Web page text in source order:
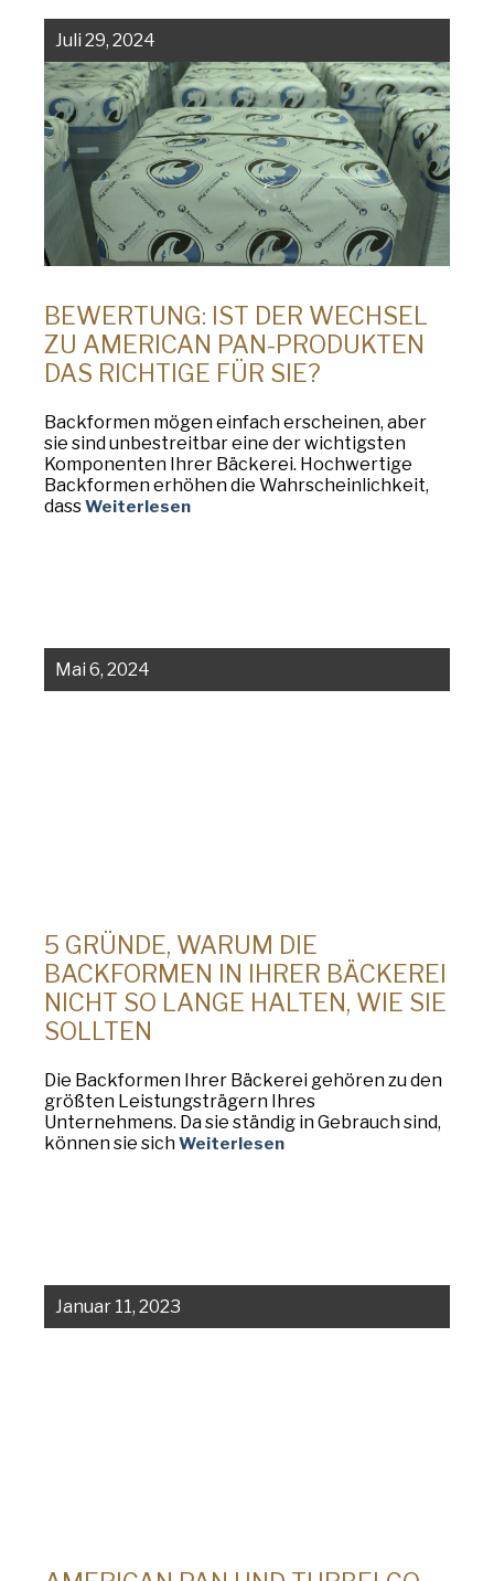
Juli 29, 2024
BEWERTUNG: IST DER WECHSEL
ZU AMERICAN PAN-PRODUKTEN
DAS RICHTIGE FÜR SIE?
Backformen mögen einfach erscheinen, aber
sie sind unbestreitbar eine der wichtigsten
Komponenten Ihrer Bäckerei. Hochwertige
Backformen erhöhen die Wahrscheinlichkeit,
dassWeiterlesen
Mai 6, 2024
5 GRÜNDE, WARUM DIE
BACKFORMEN IN IHRER BÄCKEREI
NICHT SO LANGE HALTEN, WIE SIE
SOLLTEN
Die Backformen Ihrer Bäckerei gehören zu den
größten Leistungsträgern Ihres
Unternehmens. Da sie ständig in Gebrauch sind,
können sie sichWeiterlesen
Januar 11, 2023